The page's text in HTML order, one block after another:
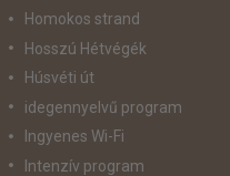
Homokos strand
Hosszú Hétvégék
Húsvéti út
idegennyelvű program
Ingyenes Wi-Fi
Intenzív program